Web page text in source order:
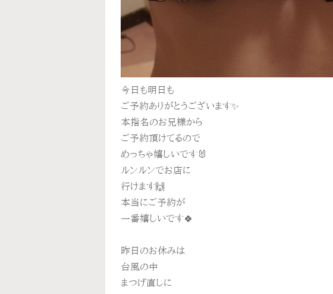
今日も明日も
ご予約ありがとうございます✨
本指名のお兄様から
ご予約頂けてるので
めっちゃ嬉しいです🐰
ルンルンでお店に
行けます🙌
本当にご予約が
一番嬉しいです🍀
昨日のお休みは
台風の中
まつげ直しに